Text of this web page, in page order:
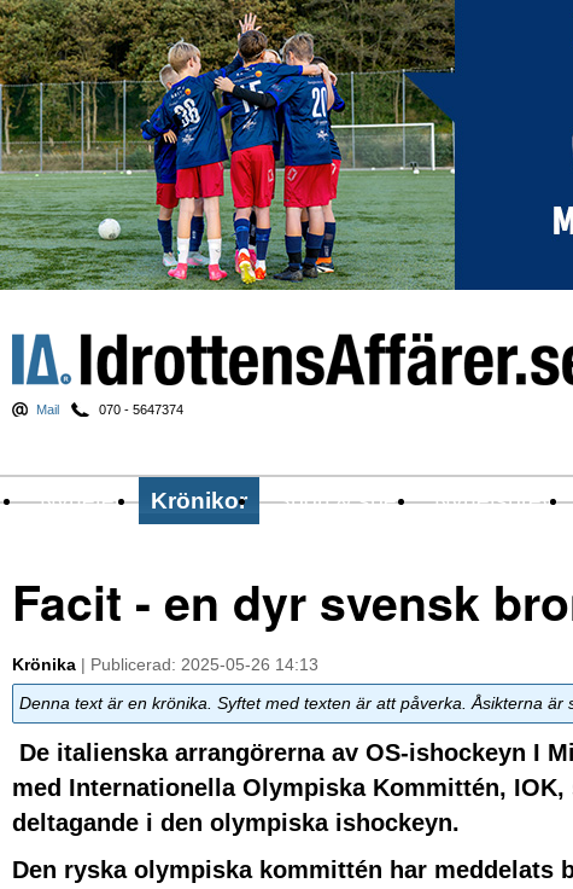
Mail 070 - 5647374
Nyheter Krönikor Sport & spel Nyhetsbrev
Facit - en dyr svensk
Krönika | Publicerad: 2025-05-26 14:13
Denna text är en krönika. Syftet med texten är att påverka. Åsikterna är
De italienska arrangörerna av OS-ishockeyn I
med Internationella Olympiska Kommittén,
deltagande i den olympiska ishockeyn.
Den ryska olympiska kommittén har meddelats